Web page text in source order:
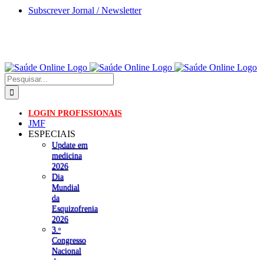
Skip
Subscrever Jornal / Newsletter
Pesquisar
LOGIN PROFISSIONAIS
JMF
ESPECIAIS
Update em
medicina
2026
Dia
Mundial
da
Esquizofrenia
2026
3.ᵒ
Congresso
Nacional